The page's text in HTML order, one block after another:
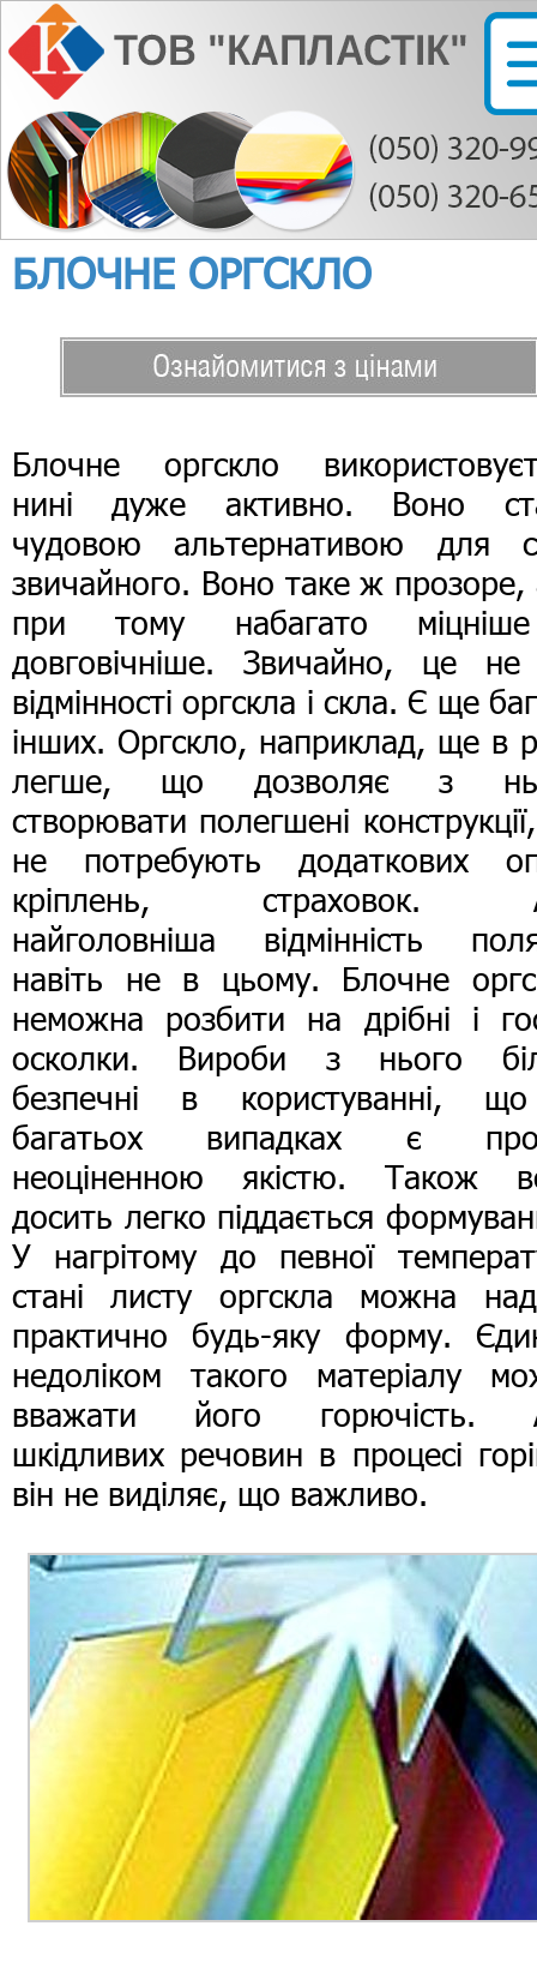
БЛОЧНЕ ОРГСКЛО
Блочне оргскло
нині дуже активно. Воно
чудовою альтернативою для
звичайного. Воно таке ж прозоре,
при тому набагато
довговічніше. Звичайно, це не
відмінності оргскла і скла. Є ще
інших. Оргскло, наприклад, ще в
легше, що дозволяє з
створювати полегшені
не потребують додаткових
кріплень, страховок.
найголовніша відмінність
навіть не в цьому. Блочне
неможна розбити на дрібні і
осколки. Вироби з нього
безпечні в користуванні,
багатьох випадках є
неоціненною якістю. Також
досить легко піддається
У нагрітому до певної
стані листу оргскла можна
практично будь-яку форму.
недоліком такого матеріалу
вважати його горючість.
шкідливих речовин в процесі
він не виділяє, що важливо.